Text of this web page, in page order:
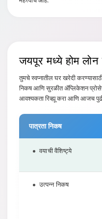
जयपूर मध्येहोम
तुमचे स्वप्नातील घर खरेदी
निकष आणि सुरळीत ॲप्लिकेशन
आवश्यकता रिव्ह्यू करा आणि आजच
पात्रता निकष
वयाची वैशिष्ट्ये
उत्पन्न निकष